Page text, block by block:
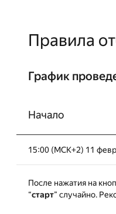
Правила
График
Начало
15:00 (МСК+2) 11
После нажатия на
“старт” случайно.